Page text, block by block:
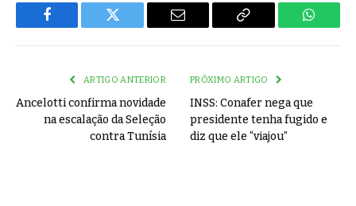
Facebook Twitter Email
Copy
ARTIGO ANTERIOR
Ancelotti confirma novidade
na escalação da Seleção
contra Tunísia
PRÓXIMO ARTIGO
INSS: Conafer nega que
presidente tenha fugido e
diz que ele “viajou”